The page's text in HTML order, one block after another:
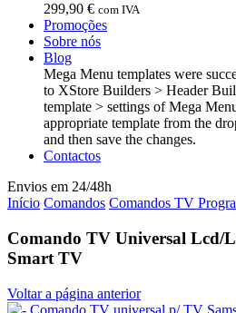
299,90 € com IVA
Promoções
Sobre nós
Blog
Mega Menu templates were
to XStore Builders > Header
template > settings of Mega
appropriate template from the
and then save the changes.
Contactos
Envios em 24/48h
Início Comandos Comandos TV
Comando TV Universal Lcd/
Smart TV
Voltar a página anterior